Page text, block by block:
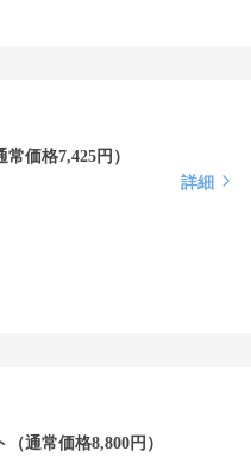
価格7,425円）
詳細
（通常価格8,800円）